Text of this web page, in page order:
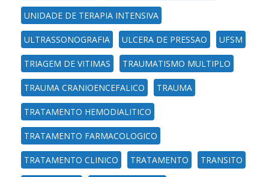
UNIDADE DE TERAPIA INTENSIVA
ULTRASSONOGRAFIA ULCERA DE PRESSAO UFSM
TRIAGEM DE VITIMAS TRAUMATISMO MULTIPLO
TRAUMA CRANIOENCEFALICO TRAUMA
TRATAMENTO HEMODIALITICO
TRATAMENTO FARMACOLOGICO
TRATAMENTO CLINICO TRATAMENTO TRANSITO